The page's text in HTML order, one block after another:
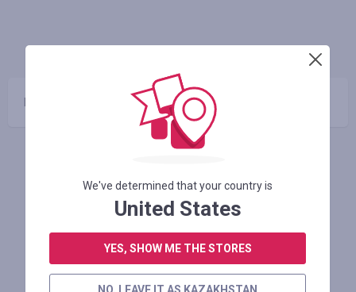
Промокоды отсутствуют
We've determined that your country is
United States
YES, SHOW ME THE STORES